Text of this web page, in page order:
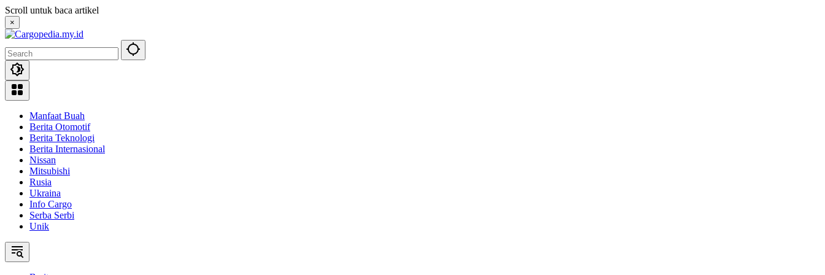
Skip
to
content
Scroll untuk baca artikel
×
Manfaat Buah
Berita Otomotif
Berita Teknologi
Berita Internasional
Nissan
Mitsubishi
Rusia
Ukraina
Info Cargo
Serba Serbi
Unik